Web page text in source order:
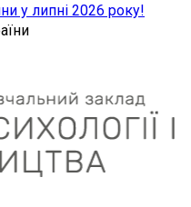
у липні 2026 року!